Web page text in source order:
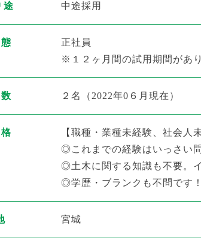
中途採用
正社員
※１２ヶ月間の試用期間があ
２名（ 2022年0６月現在）
【職種・業種未経験、社会人
◎これまでの経験はいっさい
◎土木に関する知識も不要。
◎学歴・ブランクも不問です！
宮城